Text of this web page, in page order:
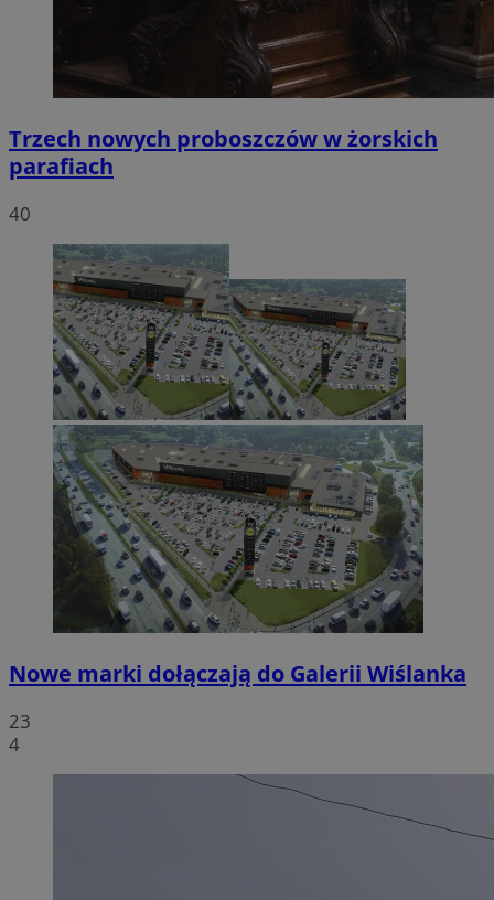
Trzech nowych proboszczów w żorskich
parafiach
40
Nowe marki dołączają do Galerii Wiślanka
23
4